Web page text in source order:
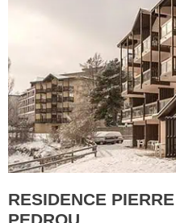
RESIDENCE
PEDROU